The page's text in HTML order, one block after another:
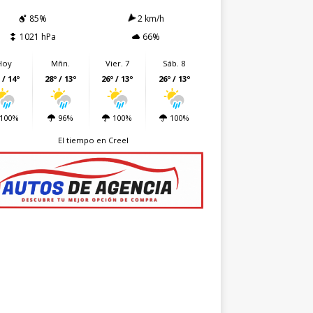
85%
2 km/h
1021 hPa
66%
/ 14º
100%
Mñn.
28º / 13º
96%
Vier. 7
26º / 13º
100%
Sáb. 8
26º / 13º
100%
El tiempo en Creel